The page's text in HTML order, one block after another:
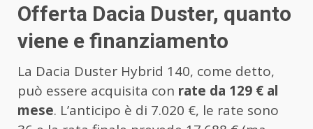
Offerta Dacia Duster, quanto
viene e finanziamento
La Dacia Duster Hybrid 140, come detto,
può essere acquisita con rate da 129 € al
mese. L’anticipo è di 7.020 €, le rate sono